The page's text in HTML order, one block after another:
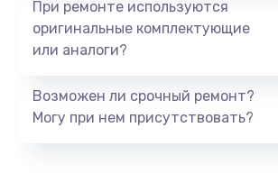
При ремонте используются
оригинальные комплектующие
или аналоги?
Возможен ли срочный ремонт?
Могу при нем присутствовать?